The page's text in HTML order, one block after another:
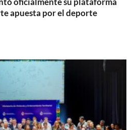
apuesta por el deporte